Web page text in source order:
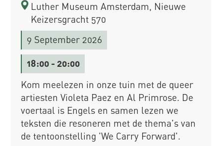
Luther Museum Amsterdam, Nieuwe
Keizersgracht 570
9 September 2026
18:00 - 20:00
Kom meelezen in onze tuin met de queer
artiesten Violeta Paez en Al Primrose. De
voertaal is Engels en samen lezen we
teksten die resoneren met de thema's van
de tentoonstelling 'We Carry Forward'.